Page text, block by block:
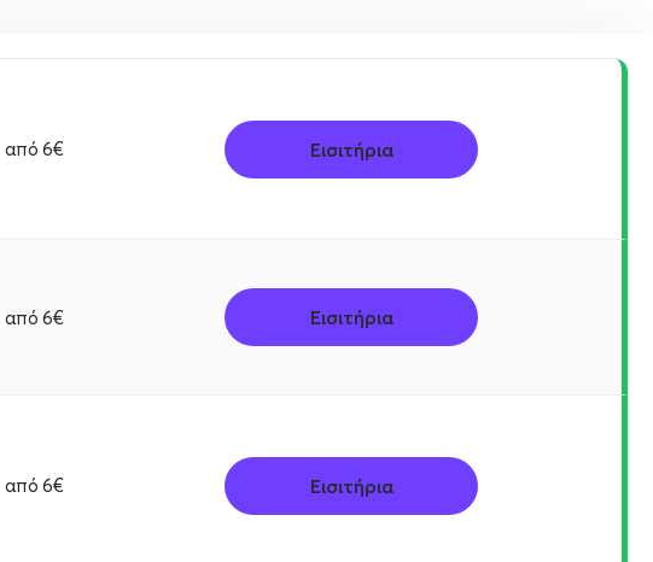
από 6€ Εισιτήρια
από 6€ Εισιτήρια
από 6€ Εισιτήρια